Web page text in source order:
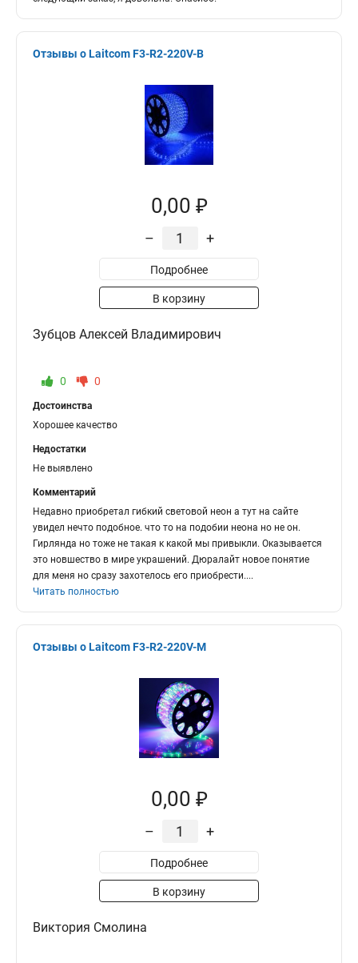
Отзывы о Laitcom F3-R2-220V-B
0,00 ₽
– +
Подробнее
В корзину
Зубцов Алексей Владимирович
0 0
Достоинства
Хорошее качество
Недостатки
Не выявлено
Комментарий
Недавно приобретал гибкий световой неон а тут на сайте
увидел нечто подобное. что то на подобии неона но не он.
Гирлянда но тоже не такая к какой мы привыкли. Оказывается
это новшество в мире украшений. Дюралайт новое понятие
для меня но сразу захотелось его приобрести....
Читать полностью
Отзывы о Laitcom F3-R2-220V-M
0,00 ₽
– +
Подробнее
В корзину
Виктория Смолина